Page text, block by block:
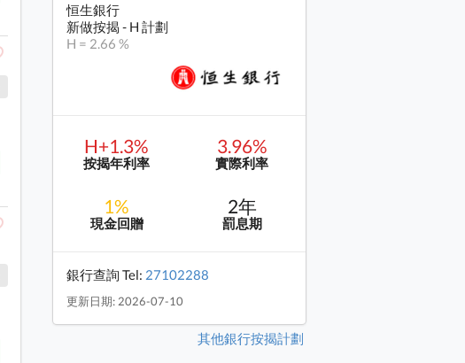
恒生銀行
新做按揭 - H 計劃
H = 2.66 %
H+1.3%
按揭年利率
3.96%
實際利率
1%
現金回贈
2年
罰息期
銀行查詢 Tel: 27102288
更新日期: 2026-07-10
其他銀行按揭計劃